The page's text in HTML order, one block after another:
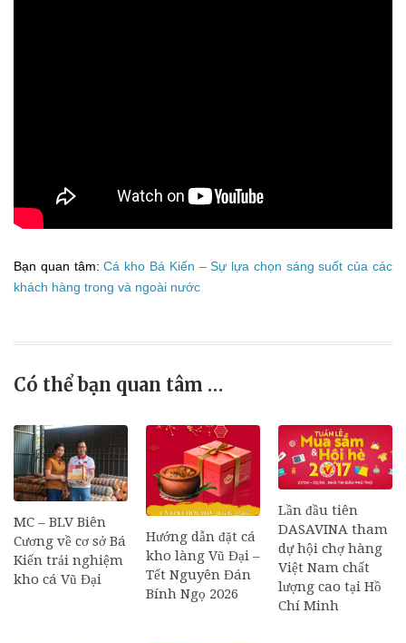
Bạn quan tâm:Cá kho Bá Kiến – Sự lựa chọn sáng suốt của các
khách hàng trong và ngoài nước
Có thể bạn quan tâm …
MC – BLV Biên
Cương về cơ sở Bá
Kiến trải nghiệm
kho cá Vũ Đại
Hướng dẫn đặt cá
kho làng Vũ Đại –
Tết Nguyên Đán
Bính Ngọ 2026
Lần đầu tiên
DASAVINA tham
dự hội chợ hàng
Việt Nam chất
lượng cao tại Hồ
Chí Minh